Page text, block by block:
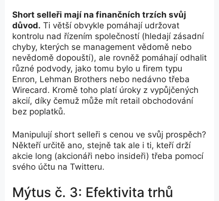
Short selleři mají na finančních trzích svůj
důvod. Ti větší obvykle pomáhají udržovat
kontrolu nad řízením společností (hledají zásadní
chyby, kterých se management vědomě nebo
nevědomě dopouští), ale rovněž pomáhají odhalit
různé podvody, jako tomu bylo u firem typu
Enron, Lehman Brothers nebo nedávno třeba
Wirecard. Kromě toho platí úroky z vypůjčených
akcií, díky čemuž může mít retail obchodování
bez poplatků.
Manipulují short selleři s cenou ve svůj prospěch?
Někteří určitě ano, stejně tak ale i ti, kteří drží
akcie long (akcionáři nebo insideři) třeba pomocí
svého účtu na Twitteru.
Mýtus č. 3: Efektivita trhů